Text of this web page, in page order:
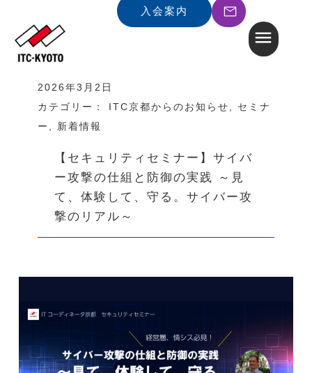
入会案内
2026年3月2日
カテゴリー：
ITC京都からのお知らせ , セミナ
ー , 新着情報
【セキュリティセミナー】サイバ
ー攻撃の仕組と防御の実践 ～見
て、体験して、守る。サイバー攻
撃のリアル～